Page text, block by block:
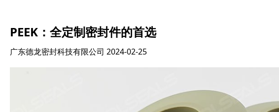
PEEK：全定制密封件的首选
广东德龙密封科技有限公司 2024-02-25